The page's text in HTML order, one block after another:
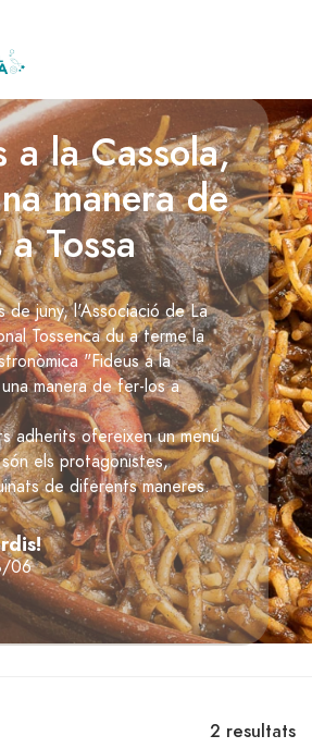
a la Cassola,
manera de
Tossa
de juny, l'Associació de La
Tossenca du a terme la
"Fideus a la
manera de fer-los a
adherits ofereixen un menú
els protagonistes,
de diferents maneres.
06
2 resultats